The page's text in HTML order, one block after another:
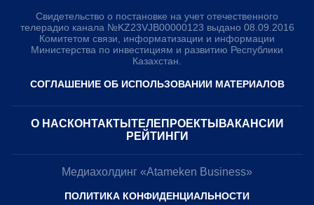
Свидетельство о постановке на учет отечественного
телерадио канала №KZ23VJB00000123 выдано 08.09.2016
Комитетом связи, информатизации и информации
Министерства по инвестициям и развитию Республики
Казахстан.
СОГЛАШЕНИЕ ОБ ИСПОЛЬЗОВАНИИ МАТЕРИАЛОВ
О НАС КОНТАКТЫ ТЕЛЕПРОЕКТЫ ВАКАНСИИ
РЕЙТИНГИ
Медиахолдинг «Atameken Business»
ПОЛИТИКА КОНФИДЕНЦИАЛЬНОСТИ